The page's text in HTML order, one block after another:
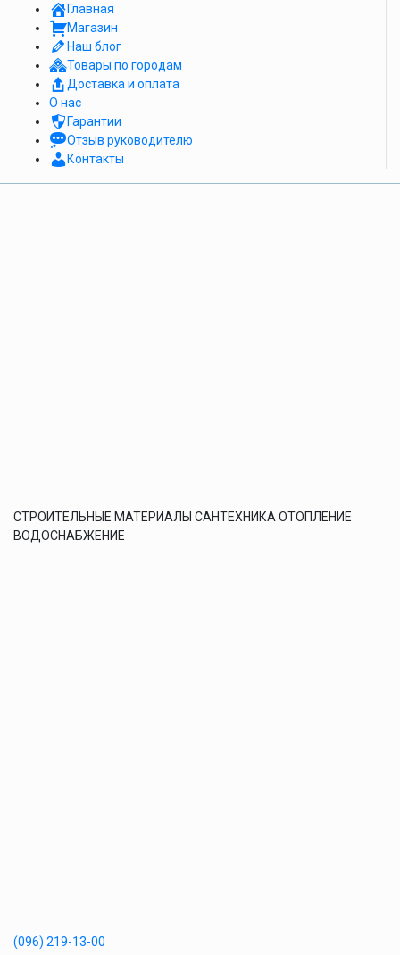
Главная
Магазин
Наш блог
Товары по городам
Доставка и оплата
О нас
Гарантии
Отзыв руководителю
Контакты
СТРОИТЕЛЬНЫЕ МАТЕРИАЛЫ САНТЕХНИКА ОТОПЛЕНИЕ
ВОДОСНАБЖЕНИЕ
(096) 219-13-00